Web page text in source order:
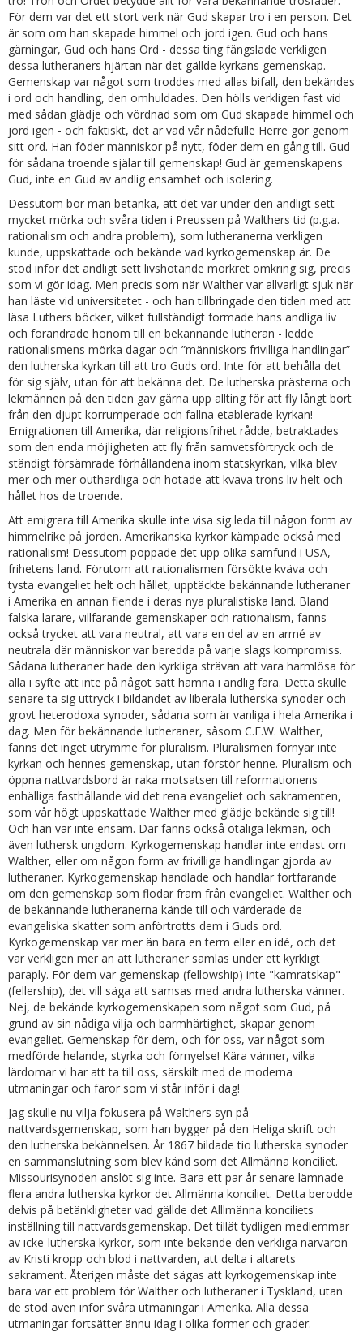
För dem var det ett stort verk när Gud skapar tro i en person. Det
är som om han skapade himmel och jord igen. Gud och hans
gärningar, Gud och hans Ord - dessa ting fängslade verkligen
dessa lutheraners hjärtan när det gällde kyrkans gemenskap.
Gemenskap var något som troddes med allas bifall, den bekändes
i ord och handling, den omhuldades. Den hölls verkligen fast vid
med sådan glädje och vördnad som om Gud skapade himmel och
jord igen - och faktiskt, det är vad vår nådefulle Herre gör genom
sitt ord. Han föder människor på nytt, föder dem en gång till. Gud
för sådana troende själar till gemenskap! Gud är gemenskapens
Gud, inte en Gud av andlig ensamhet och isolering.
Dessutom bör man betänka, att det var under den andligt sett
mycket mörka och svåra tiden i Preussen på Walthers tid (p.g.a.
rationalism och andra problem), som lutheranerna verkligen
kunde, uppskattade och bekände vad kyrkogemenskap är. De
stod inför det andligt sett livshotande mörkret omkring sig, precis
som vi gör idag. Men precis som när Walther var allvarligt sjuk när
han läste vid universitetet - och han tillbringade den tiden med att
läsa Luthers böcker, vilket fullständigt formade hans andliga liv
och förändrade honom till en bekännande lutheran - ledde
rationalismens mörka dagar och ”människors frivilliga handlingar”
den lutherska kyrkan till att tro Guds ord. Inte för att behålla det
för sig själv, utan för att bekänna det. De lutherska prästerna och
lekmännen på den tiden gav gärna upp allting för att fly långt bort
från den djupt korrumperade och fallna etablerade kyrkan!
Emigrationen till Amerika, där religionsfrihet rådde, betraktades
som den enda möjligheten att fly från samvetsförtryck och de
ständigt försämrade förhållandena inom statskyrkan, vilka blev
mer och mer outhärdliga och hotade att kväva trons liv helt och
hållet hos de troende.
Att emigrera till Amerika skulle inte visa sig leda till någon form av
himmelrike på jorden. Amerikanska kyrkor kämpade också med
rationalism! Dessutom poppade det upp olika samfund i USA,
frihetens land. Förutom att rationalismen försökte kväva och
tysta evangeliet helt och hållet, upptäckte bekännande lutheraner
i Amerika en annan fiende i deras nya pluralistiska land. Bland
falska lärare, villfarande gemenskaper och rationalism, fanns
också trycket att vara neutral, att vara en del av en armé av
neutrala där människor var beredda på varje slags kompromiss.
Sådana lutheraner hade den kyrkliga strävan att vara harmlösa för
alla i syfte att inte på något sätt hamna i andlig fara. Detta skulle
senare ta sig uttryck i bildandet av liberala lutherska synoder och
grovt heterodoxa synoder, sådana som är vanliga i hela Amerika i
dag. Men för bekännande lutheraner, såsom C.F.W. Walther,
fanns det inget utrymme för pluralism. Pluralismen förnyar inte
kyrkan och hennes gemenskap, utan förstör henne. Pluralism och
öppna nattvardsbord är raka motsatsen till reformationens
enhälliga fasthållande vid det rena evangeliet och sakramenten,
som vår högt uppskattade Walther med glädje bekände sig till!
Och han var inte ensam. Där fanns också otaliga lekmän, och
även luthersk ungdom. Kyrkogemenskap handlar inte endast om
Walther, eller om någon form av frivilliga handlingar gjorda av
lutheraner. Kyrkogemenskap handlade och handlar fortfarande
om den gemenskap som flödar fram från evangeliet. Walther och
de bekännande lutheranerna kände till och värderade de
evangeliska skatter som anförtrotts dem i Guds ord.
Kyrkogemenskap var mer än bara en term eller en idé, och det
var verkligen mer än att lutheraner samlas under ett kyrkligt
paraply. För dem var gemenskap (fellowship) inte "kamratskap"
(fellership), det vill säga att samsas med andra lutherska vänner.
Nej, de bekände kyrkogemenskapen som något som Gud, på
grund av sin nådiga vilja och barmhärtighet, skapar genom
evangeliet. Gemenskap för dem, och för oss, var något som
medförde helande, styrka och förnyelse! Kära vänner, vilka
lärdomar vi har att ta till oss, särskilt med de moderna
utmaningar och faror som vi står inför i dag!
Jag skulle nu vilja fokusera på Walthers syn på
nattvardsgemenskap, som han bygger på den Heliga skrift och
den lutherska bekännelsen. År 1867 bildade tio lutherska synoder
en sammanslutning som blev känd som det Allmänna konciliet.
Missourisynoden anslöt sig inte. Bara ett par år senare lämnade
flera andra lutherska kyrkor det Allmänna konciliet. Detta berodde
delvis på betänkligheter vad gällde det Alllmänna konciliets
inställning till nattvardsgemenskap. Det tillät tydligen medlemmar
av icke-lutherska kyrkor, som inte bekände den verkliga närvaron
av Kristi kropp och blod i nattvarden, att delta i altarets
sakrament. Återigen måste det sägas att kyrkogemenskap inte
bara var ett problem för Walther och lutheraner i Tyskland, utan
de stod även inför svåra utmaningar i Amerika. Alla dessa
utmaningar fortsätter ännu idag i olika former och grader.